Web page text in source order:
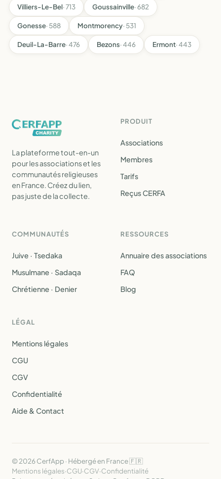
Villiers-Le-Bel· 713 Goussainville· 682
Gonesse· 588 Montmorency· 531
Deuil-La-Barre· 476 Bezons· 446 Ermont· 443
La plateforme tout-en-un
pour les associations et les
communautés religieuses
en France. Créez du lien,
pas juste de la collecte.
PRODUIT
Associations
Membres
Tarifs
Reçus CERFA
COMMUNAUTÉS
Juive · Tsedaka
Musulmane · Sadaqa
Chrétienne · Denier
RESSOURCES
Annuaire des associations
FAQ
Blog
LÉGAL
Mentions légales
CGU
CGV
Confidentialité
Aide & Contact
© 2026 CerfApp · Hébergé en France 🇫🇷
Mentions légales·CGU·CGV·Confidentialité